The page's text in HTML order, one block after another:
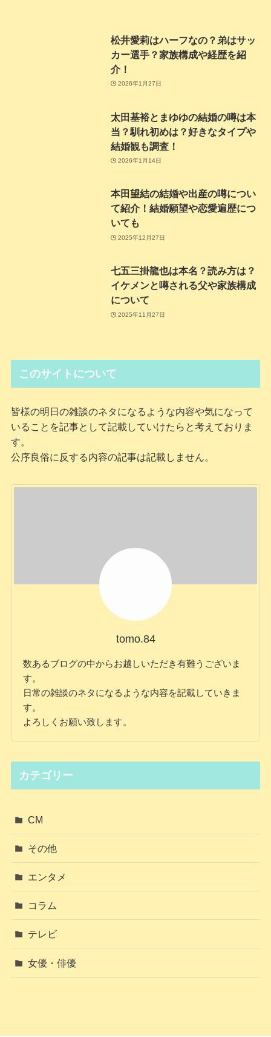
松井愛莉はハーフなの？弟はサッ
カー選手？家族構成や経歴を紹
介！
2026年1月27日
太田基裕とまゆゆの結婚の噂は本
当？馴れ初めは？好きなタイプや
結婚観も調査！
2026年1月14日
本田望結の結婚や出産の噂につい
て紹介！結婚願望や恋愛遍歴につ
いても
2025年12月27日
七五三掛龍也は本名？読み方は？
イケメンと噂される父や家族構成
について
2025年11月27日
このサイトについて
皆様の明日の雑談のネタになるような内容や気になって
いることを記事として記載していけたらと考えておりま
す。
公序良俗に反する内容の記事は記載しません。
tomo.84
数あるブログの中からお越しいただき有難うございま
す。
日常の雑談のネタになるような内容を記載していきま
す。
よろしくお願い致します。
カテゴリー
CM
その他
エンタメ
コラム
テレビ
女優・俳優